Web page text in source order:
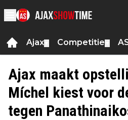
Ajax Competitie
Ajax maakt
Míchel kiest voor
tegen